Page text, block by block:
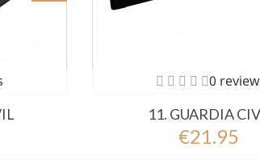
0
11. GUARDIA
€21.95